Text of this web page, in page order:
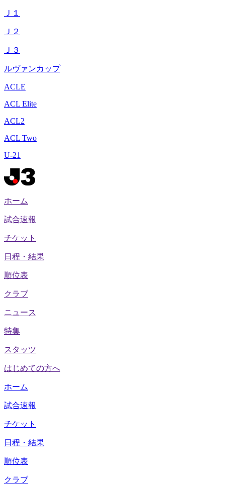
Ｊ１
Ｊ２
Ｊ３
ルヴァンカップ
ACLE
ACL Elite
ACL2
ACL Two
U-21
ホーム
試合速報
チケット
日程・結果
順位表
クラブ
ニュース
特集
スタッツ
はじめての方へ
ホーム
試合速報
チケット
日程・結果
順位表
クラブ